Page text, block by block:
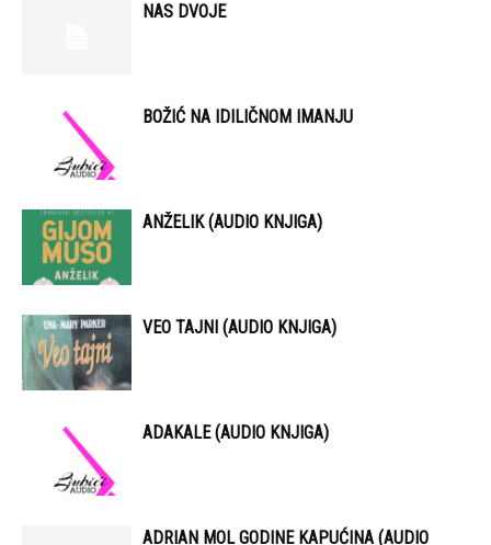
NAS DVOJE
BOŽIĆ NA IDILIČNOM IMANJU
ANŽELIK (AUDIO KNJIGA)
VEO TAJNI (AUDIO KNJIGA)
ADAKALE (AUDIO KNJIGA)
ADRIAN MOL GODINE KAPUĆINA (AUDIO